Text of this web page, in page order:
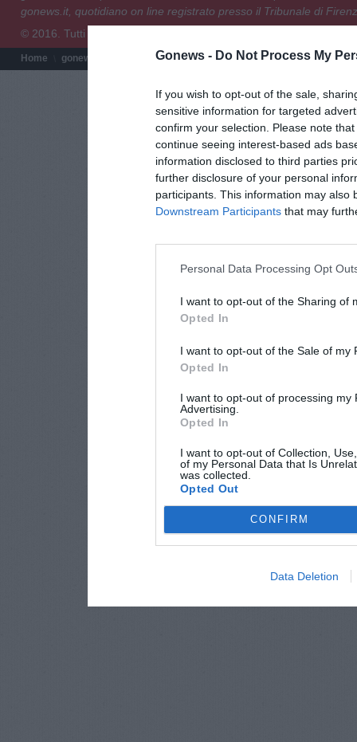
Gonews - Do Not Process My
If you wish to opt-out of the sale,
sensitive information for targeted
confirm your selection. Please note
continue seeing interest-based ads
information disclosed to third parties
further disclosure of your personal
participants. This information may
Downstream Participants that may
Personal Data Processing Opt
I want to opt-out of the Sharing of
Opted In
I want to opt-out of the Sale of my
Opted In
I want to opt-out of processing my
Advertising.
Opted In
I want to opt-out of Collection,
of my Personal Data that Is
was collected.
Opted Out
CONFIRM
Data Deletion
gonews.it, quotidiano on line registrato presso il Tribunale di
© 2016. Tutti i diritti riservati.
Home gonews.it Redazione Chi siamo Termini e condizioni